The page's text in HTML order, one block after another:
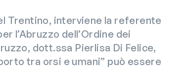
Trentino, interviene la referente
l’Abruzzo dell’Ordine dei
dott.ssa Pierlisa Di Felice,
tra orsi e umani” può essere